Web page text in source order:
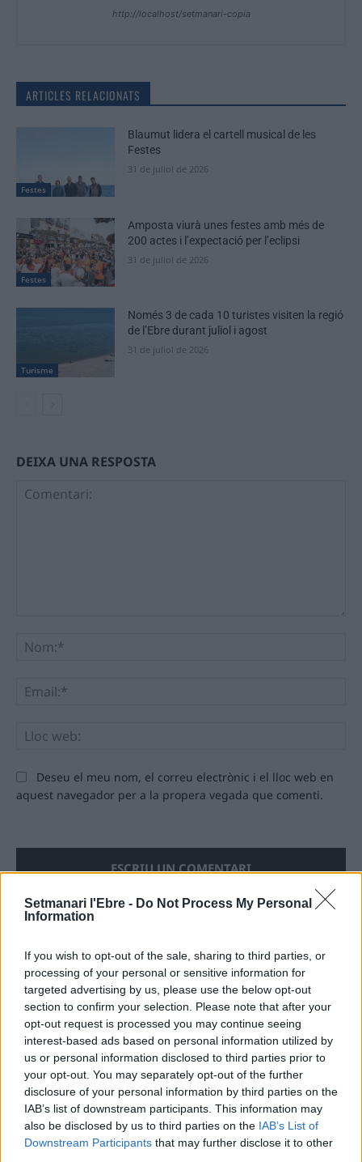
Setmanari l'Ebre - Do Not Process My Personal
Information
If you wish to opt-out of the sale, sharing to third parties, or
processing of your personal or sensitive information for
targeted advertising by us, please use the below opt-out
section to confirm your selection. Please note that after your
opt-out request is processed you may continue seeing
interest-based ads based on personal information utilized by
us or personal information disclosed to third parties prior to
your opt-out. You may separately opt-out of the further
disclosure of your personal information by third parties on the
IAB’s list of downstream participants. This information may
also be disclosed by us to third parties on the IAB’s List of
Downstream Participants that may further disclose it to other
http://localhost/setmanari-copia
ARTICLES RELACIONATS
Festes
Blaumut lidera el cartell musical de les
Festes
31 de juliol de 2026
Festes
Amposta viurà unes festes amb més de
200 actes i l’expectació per l’eclipsi
31 de juliol de 2026
Turisme
Només 3 de cada 10 turistes visiten la regió
de l’Ebre durant juliol i agost
31 de juliol de 2026
DEIXA UNA RESPOSTA
Deseu el meu nom, el correu electrònic i el lloc web en
aquest navegador per a la propera vegada que comenti.
ÚLTIMES NOTÍCIES
Blaumut lidera el cartell musical de les
Festes
31 de juliol de 2026
Caçadors de subvencions
30 de juliol de 2026